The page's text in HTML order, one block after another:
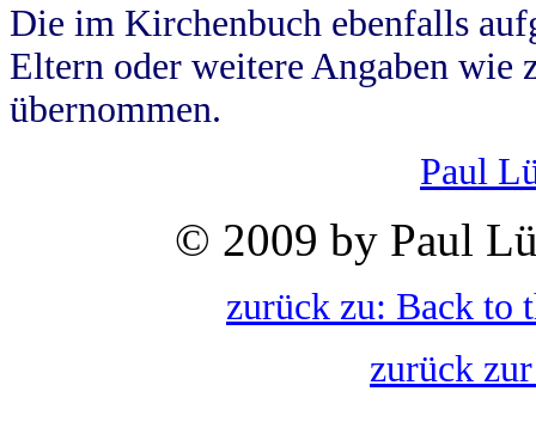
Die im Kirchenbuch ebenfalls
Eltern oder weitere Angaben wie
übernommen.
Paul
© 2009 by Paul
zurück zu: Back to
zurück